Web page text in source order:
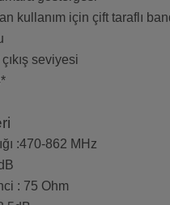
kullanım için çift taraflı
seviyesi
:470-862 MHz
: 75 Ohm